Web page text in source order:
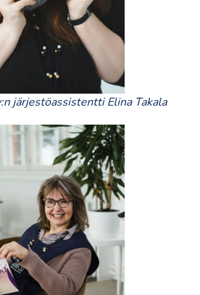
järjestöassistentti Elina Takala